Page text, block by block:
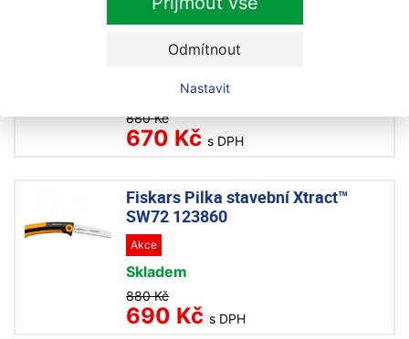
Odmítnout
Nastavit
Fiskars Pilka zahradní Xtract™
malá SW73 123870
Skladem
880 Kč
670 Kč s DPH
Fiskars Pilka stavební Xtract™
SW72 123860
Akce
Skladem
880 Kč
690 Kč s DPH